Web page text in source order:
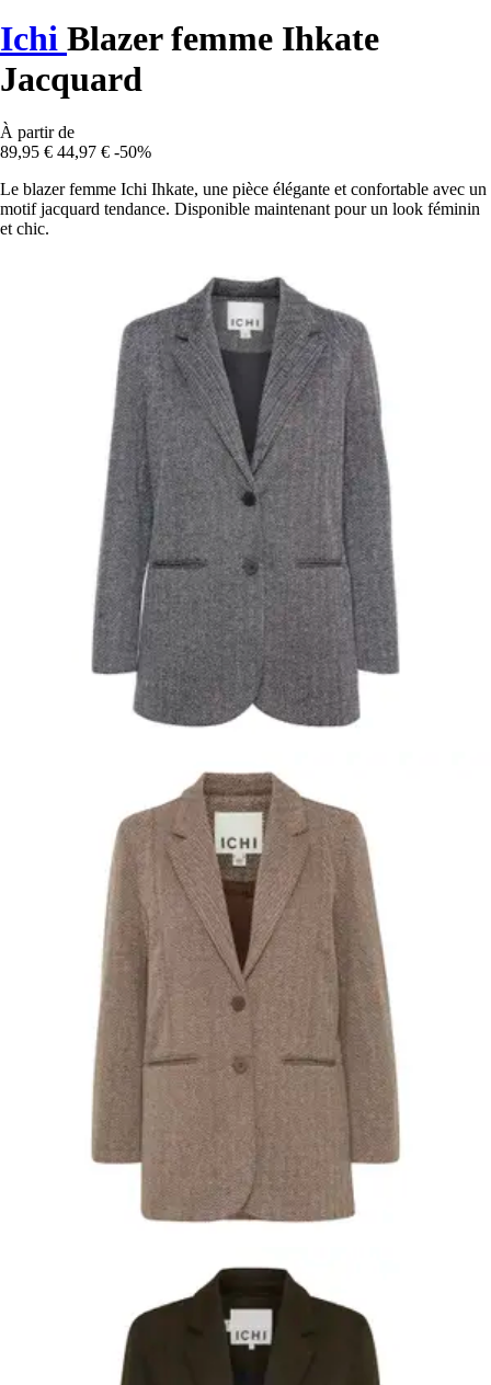
Ichi Blazer femme Ihkate
Jacquard
À partir de
89,95 € 44,97 € -50%
Le blazer femme Ichi Ihkate, une pièce élégante et confortable avec un
motif jacquard tendance. Disponible maintenant pour un look féminin
et chic.